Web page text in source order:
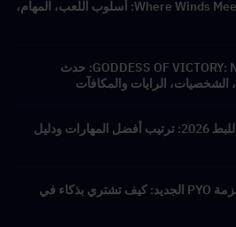
دليل حدث Where Winds Meet Summer Spree: أسلوب اللعب، المهام،
دليل تعاون GODDESS OF VICTORY: NIKKE × Persona: حدث
قائمة مستويات مهارات البقاء للبط 2026: ترتيب أفضل المهارات ودليل
Marvel Rivals تقدم تنسيق حزمة PYO الجديد: كيف تشتري بذكاء في